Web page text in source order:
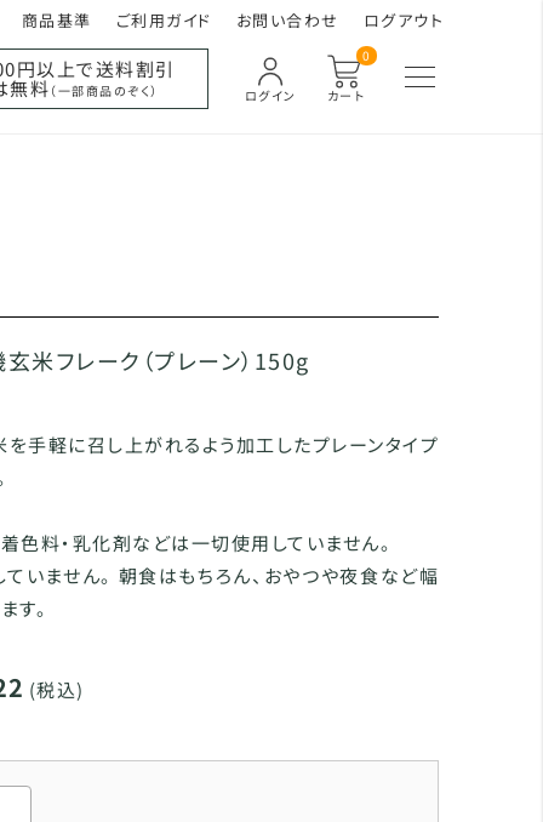
商品基準 ご利用ガイド お問い合わせ ログアウト
カート
0
ログイン
円以上で送料割引
無料（一部商品のぞく）
玄米フレーク（プレーン）150g
手軽に召し上がれるよう加工したプレーンタイプ
色料・乳化剤などは一切使用していません。
いません。 朝食はもちろん、おやつや夜食など幅
す。
(税込)